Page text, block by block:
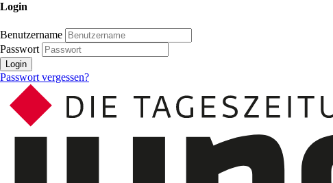
Login
Benutzername
Passwort
Login
Passwort vergessen?